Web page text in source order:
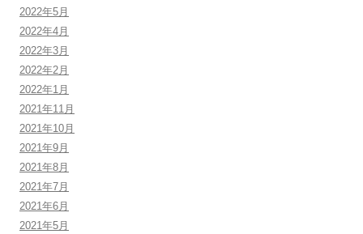
2022年5月
2022年4月
2022年3月
2022年2月
2022年1月
2021年11月
2021年10月
2021年9月
2021年8月
2021年7月
2021年6月
2021年5月